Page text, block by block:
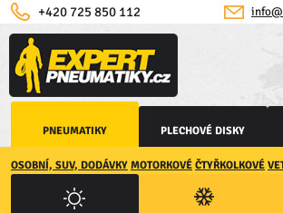
PNEUMATIKY PLECHOVÉ DISKY
+420 725 850 112
OSOBNÍ, SUV, DODÁVKY MOTORKOVÉ ČTYŘKOLKOVÉ